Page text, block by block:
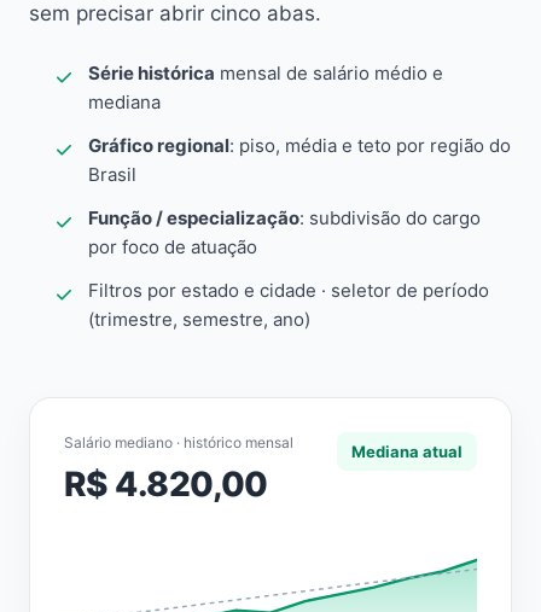
sem precisar abrir cinco abas.
Série histórica mensal de salário médio e
mediana
Gráfico regional: piso, média e teto por região do
Brasil
Função / especialização: subdivisão do cargo
por foco de atuação
Filtros por estado e cidade · seletor de período
(trimestre, semestre, ano)
Salário mediano · histórico mensal
R$ 4.820,00
Mediana atual